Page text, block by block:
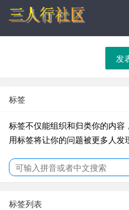
发
标签
标签不仅能组织和归类你的内
用标签将让你的问题被更多人发
标签列表